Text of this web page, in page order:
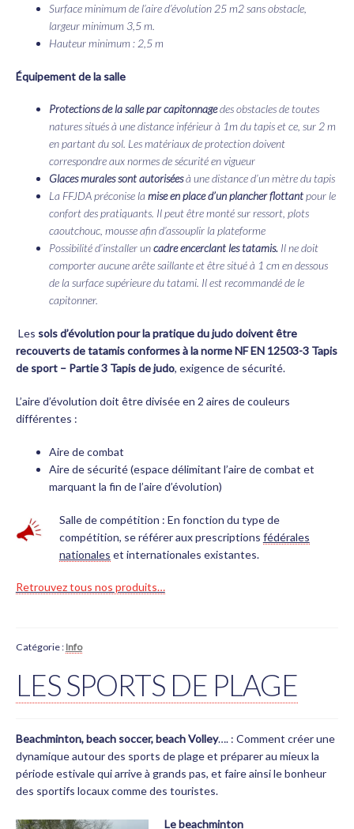
Surface minimum de l’aire d’évolution 25 m2 sans obstacle,
largeur minimum 3,5 m.
Hauteur minimum : 2,5 m
Équipement de la salle
Protections de la salle par capitonnagedes obstacles de toutes
natures situés à une distance inférieur à 1m du tapis et ce, sur 2 m
en partant du sol. Les matériaux de protection doivent
correspondre aux normes de sécurité en vigueur
Glaces murales sont autoriséesà une distance d’un mètre du tapis
La FFJDA préconise la mise en place d’un plancher flottantpour le
confort des pratiquants. Il peut être monté sur ressort, plots
caoutchouc, mousse afin d’assouplir la plateforme
Possibilité d’installer uncadre encerclant les tatamis. Il ne doit
comporter aucune arête saillante et être situé à 1 cm en dessous
de la surface supérieure du tatami. Il est recommandé de le
capitonner.
Les sols d’évolution pour la pratique du judo doivent être
recouverts de tatamis conformes à la norme NF EN 12503-3 Tapis
de sport – Partie 3 Tapis de judo, exigence de sécurité.
L’aire d’évolution doit être divisée en 2 aires de couleurs
différentes :
Aire de combat
Aire de sécurité (espace délimitant l’aire de combat et
marquant la fin de l’aire d’évolution)
Salle de compétition : En fonction du type de
compétition, se référer aux prescriptions fédérales
nationales et internationales existantes.
Retrouvez tous nos produits…
Catégorie : Info
LES SPORTS DE PLAGE
Beachminton, beach soccer, beach Volley…. : Comment créer une
dynamique autour des sports de plage et préparer au mieux la
période estivale qui arrive à grands pas, et faire ainsi le bonheur
des sportifs locaux comme des touristes.
Le beachminton